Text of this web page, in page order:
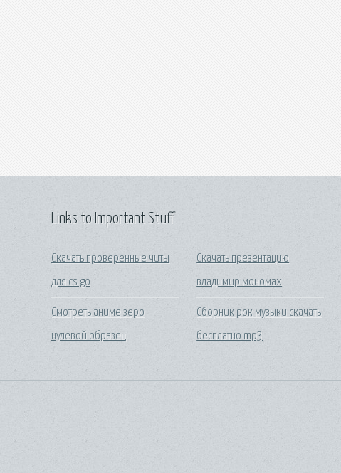
Links to Important Stuff
Скачать проверенные читы
для cs go
Смотреть аниме зеро
нулевой образец
Скачать презентацию
владимир мономах
Сборник рок музыки скачать
бесплатно mp3